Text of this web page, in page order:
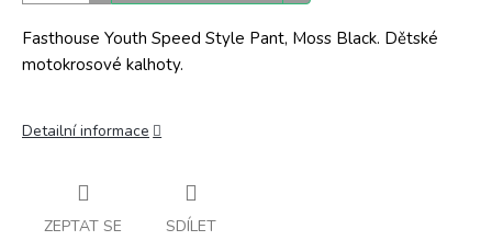
Fasthouse Youth Speed Style Pant, Moss Black. Dětské
motokrosové kalhoty.
Detailní informace
ZEPTAT SE SDÍLET